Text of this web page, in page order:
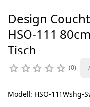
Design
HSO-111
Tisch
0
Modell: HSO-111Wshg-